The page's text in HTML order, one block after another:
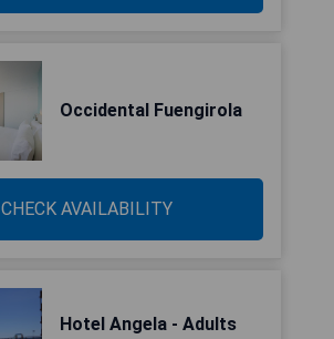
Occidental Fuengirola
CHECK AVAILABILITY
Hotel Angela - Adults